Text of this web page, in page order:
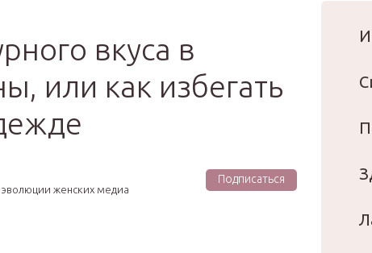
вкуса в
или как избегать
женских медиа
Подписаться